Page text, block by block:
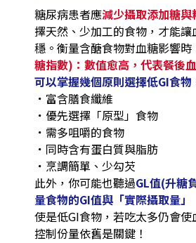
糖尿病患者應減少攝取添加糖與
擇天然、少加工的食物，才能讓
穩。衡量含醣食物對血糖影響時
糖指數)：數值愈高，代表餐後
可以掌握幾個原則選擇低GI食物
． 富含膳食纖維
． 優先選擇「原型」食物
． 需多咀嚼的食物
． 同時含有蛋白質與脂肪
． 烹調簡單、少勾芡
此外，你可能也聽過GL值(升糖
量食物的GI值與「實際攝取量」
使是低GI食物，若吃太多仍會
控制份量依舊是關鍵！